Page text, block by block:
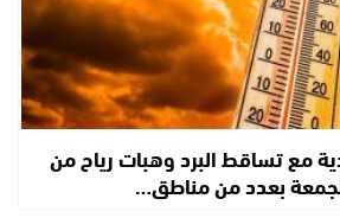
مع تساقط البرد وهبات رياح من
الجمعة بعدد من مناطق…